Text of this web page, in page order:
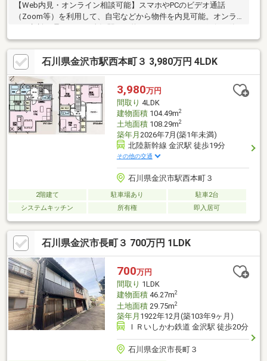
【Web内見・オンライン相談可能】スマホやPCのビデオ通話
（Zoom等）を利用して、自宅などから物件を内見可能。オンラ
食店が徒歩圏内に揃った利便性の高い立地が魅力。ファミリー層
にも選ばれる間取りと環境で、将来的にも安定した需要が見込め
ます。投資家におすすめの物件です。●オーナーチェンジ物件●オ
ール電化●現在90000円／月で入居中●現状有姿渡し
石川県金沢市駅西本町３ 3,980万円 4LDK
3,980万円
間取り 4LDK
建物面積104.49m2
土地面積108.29m2
築年月 2026年7月(築1年未満)
北陸新幹線 金沢駅 徒歩19分
その他の交通
石川県金沢市駅西本町３
2階建て 駐車場あり
駐車2台
システムキッチン
所有権 即入居可
石川県金沢市長町３ 700万円 1LDK
700万円
間取り 1LDK
建物面積46.27m2
土地面積29.75m2
築年月 1922年12月(築103年9ヶ月)
ＩＲいしかわ鉄道 金沢駅 徒歩20分
石川県金沢市長町３